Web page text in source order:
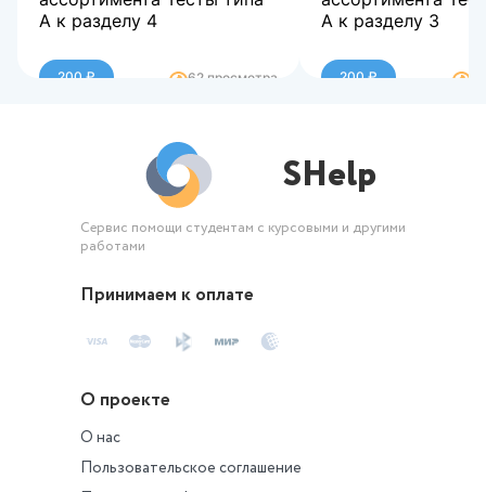
А к разделу 4
Оценка 100,00 из 100,00
200 ₽ 62 просмотра
А к разделу 3
Оценка 100,00 из
200 ₽
SHelp
Сервис помощи студентам с курсовыми и другими
работами
Принимаем к оплате
О проекте
О нас
Пользовательское соглашение